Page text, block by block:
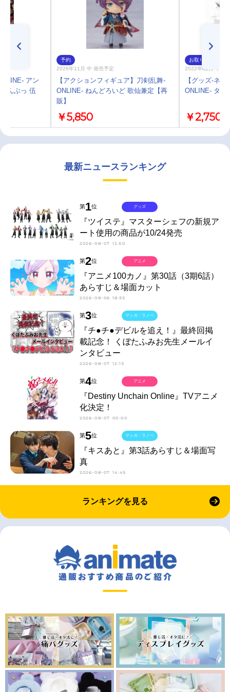
アン
んぶっ 伍
予約
2026年11月 中 発売予定
【アクションフィギュア】刀剣乱舞-
ONLINE- ねんどろいど 歌仙兼定【再
販】
￥5,850
お取り寄せ
2022年02月 中 発
【グッズ-ネ
ONLINE- タイ
￥2,750
最新ニュースランキング
第1位
『ツイステ』マスターシェフの新規ア
ート使用の商品が10/24発売
2026-08-07 12:50
グッズ
第2位
『アニメ100カノ』第30話（3期6話）
あらすじ＆場面カット
2026-08-06 18:55
アニメ
第3位
『チ●チ●デビルを追え！』最終回掲
載記念！ くぼたふみお先生メールイ
ンタビュー
2026-08-07 12:15
マンガ・ラノベ
第4位
『Destiny Unchain Online』TVアニメ
化決定！
2026-08-07 00:00
アニメ
第5位
『キスあと』第3話あらすじ＆場面写
真
2026-08-07 14:45
マンガ・ラノベ
ランキングを見る